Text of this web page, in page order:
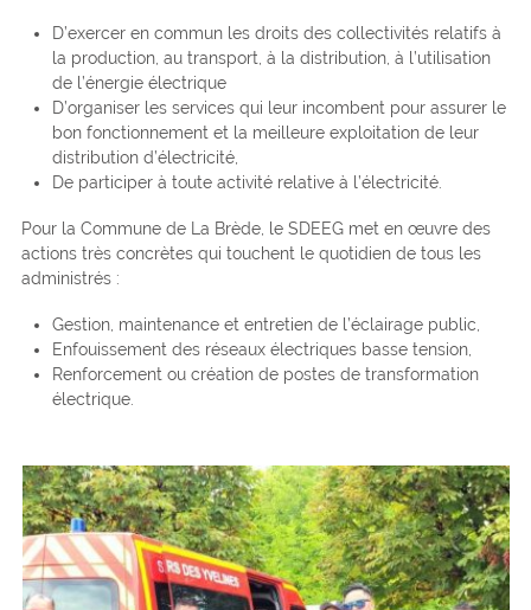
D’exercer en commun les droits des collectivités relatifs à
la production, au transport, à la distribution, à l’utilisation
de l’énergie électrique
D’organiser les services qui leur incombent pour assurer le
bon fonctionnement et la meilleure exploitation de leur
distribution d’électricité,
De participer à toute activité relative à l’électricité.
Pour la Commune de La Brède, le SDEEG met en œuvre des
actions très concrètes qui touchent le quotidien de tous les
administrés :
Gestion, maintenance et entretien de l’éclairage public,
Enfouissement des réseaux électriques basse tension,
Renforcement ou création de postes de transformation
électrique.